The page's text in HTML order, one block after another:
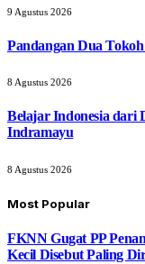
9 Agustus 2026
Pandangan Dua
8 Agustus 2026
Belajar Indonesia dari
Indramayu
8 Agustus 2026
Most Popular
FKNN Gugat PP
Kecil Disebut Paling